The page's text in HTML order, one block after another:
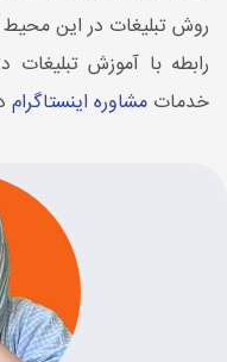
روش تبلیغات در این محیط
رابطه با آموزش تبلیغات
خدمات مشاوره اینستاگرام